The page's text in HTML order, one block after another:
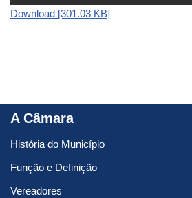
Download [301.03 KB]
A Câmara
História do Município
Função e Definição
Vereadores